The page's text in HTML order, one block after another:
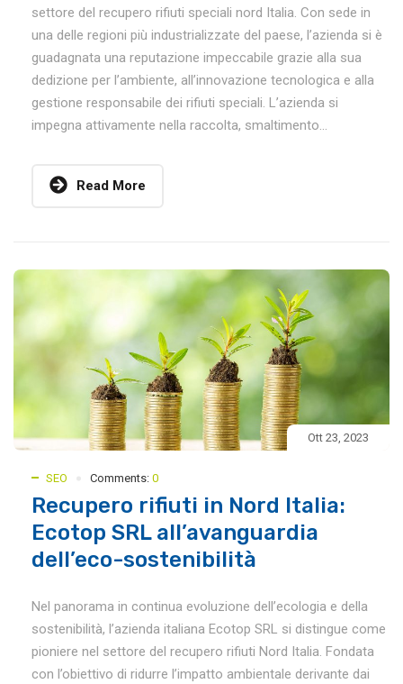
settore del recupero rifiuti speciali nord Italia. Con sede in
una delle regioni più industrializzate del paese, l’azienda si è
guadagnata una reputazione impeccabile grazie alla sua
dedizione per l’ambiente, all’innovazione tecnologica e alla
gestione responsabile dei rifiuti speciali. L’azienda si
impegna attivamente nella raccolta, smaltimento...
Read More
Ott 23, 2023
SEO Comments: 0
Recupero rifiuti in Nord Italia:
Ecotop SRL all’avanguardia
dell’eco-sostenibilità
Nel panorama in continua evoluzione dell’ecologia e della
sostenibilità, l’azienda italiana Ecotop SRL si distingue come
pioniere nel settore del recupero rifiuti Nord Italia. Fondata
con l’obiettivo di ridurre l’impatto ambientale derivante dai